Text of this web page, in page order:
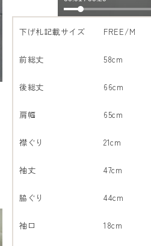
下げ札記載サイズ FREE/M
前総丈 58cm
後総丈 66cm
肩幅 65cm
襟ぐり 21cm
袖丈 47cm
脇ぐり 44cm
袖口 18cm